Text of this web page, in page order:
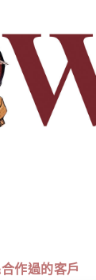
作過的客戶